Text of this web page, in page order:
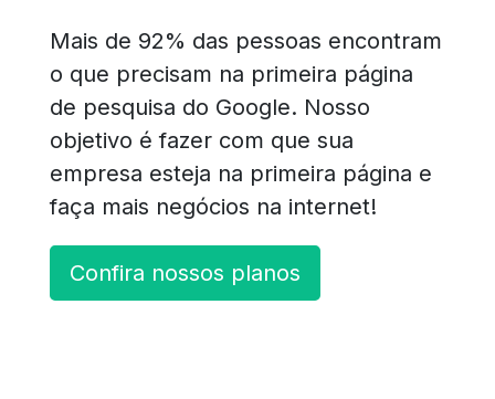
Mais de 92% das pessoas encontram
o que precisam na primeira página
de pesquisa do Google. Nosso
objetivo é fazer com que sua
empresa esteja na primeira página e
faça mais negócios na internet!
Confira nossos planos